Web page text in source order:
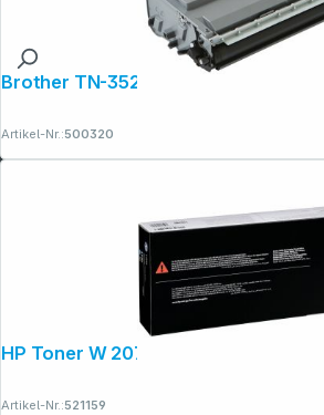
Brother TN-3520 Toner schwarz
Artikel-Nr.:500320
HP Toner W 2071 A cyan No. 117 A
Artikel-Nr.:521159